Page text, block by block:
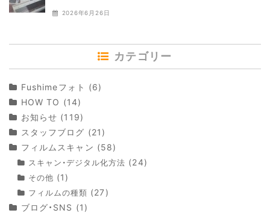
2026年6月26日
カテゴリー
Fushimeフォト (6)
HOW TO (14)
お知らせ (119)
スタッフブログ (21)
フィルムスキャン (58)
スキャン・デジタル化方法 (24)
その他 (1)
フィルムの種類 (27)
ブログ・SNS (1)